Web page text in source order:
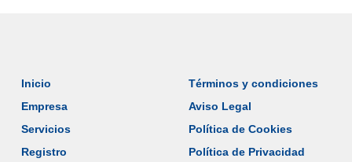
Inicio
Empresa
Servicios
Registro
Términos y condiciones
Aviso Legal
Política de Cookies
Política de Privacidad